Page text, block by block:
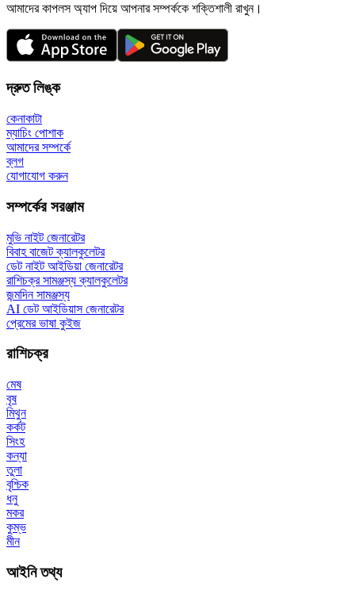
আমাদের কাপলস অ্যাপ দিয়ে আপনার সম্পর্ককে শক্তিশালী রাখুন।
দ্রুত লিঙ্ক
কেনাকাটা
ম্যাচিং পোশাক
আমাদের সম্পর্কে
ব্লগ
যোগাযোগ করুন
সম্পর্কের সরঞ্জাম
মুভি নাইট জেনারেটর
বিবাহ বাজেট ক্যালকুলেটর
ডেট নাইট আইডিয়া জেনারেটর
রাশিচক্র সামঞ্জস্য ক্যালকুলেটর
জন্মদিন সামঞ্জস্য
AI ডেট আইডিয়াস জেনারেটর
প্রেমের ভাষা কুইজ
রাশিচক্র
মেষ
বৃষ
মিথুন
কর্কট
সিংহ
কন্যা
তুলা
বৃশ্চিক
ধনু
মকর
কুম্ভ
মীন
আইনি তথ্য